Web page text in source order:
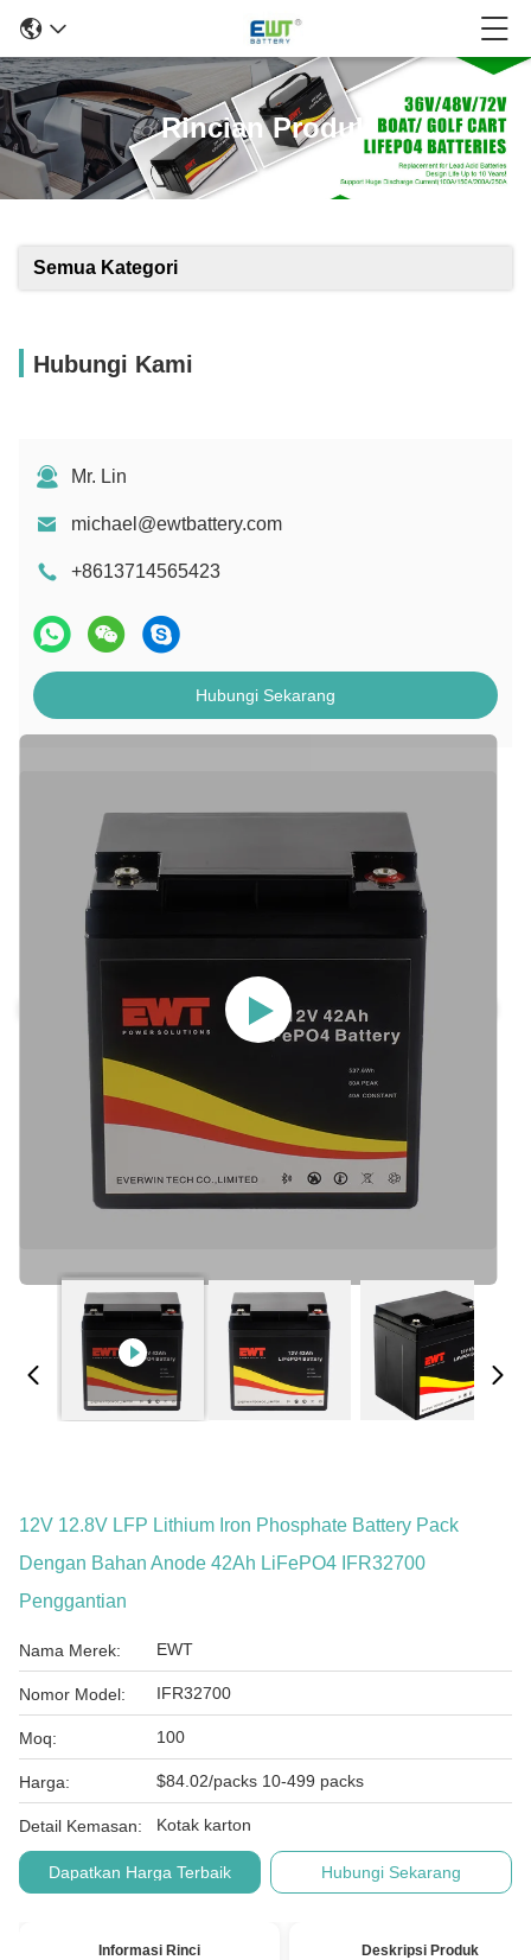
Rincian Produk
Semua Kategori
Hubungi Kami
Mr. Lin
michael@ewtbattery.com
+8613714565423
Hubungi Sekarang
12V 12.8V LFP Lithium Iron Phosphate Battery Pack
Dengan Bahan Anode 42Ah LiFePO4 IFR32700
Penggantian
Nama Merek: EWT
Nomor Model: IFR32700
Moq: 100
Harga: $84.02/packs 10-499 packs
Detail Kemasan: Kotak karton
Dapatkan Harga Terbaik Hubungi Sekarang
Informasi Rinci Deskripsi Produk